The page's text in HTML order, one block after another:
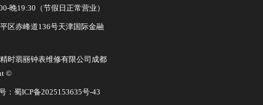
晚19:30（节假日正常营业）
区赤峰道136号天津国际金融
时翡丽钟表维修有限公司成都
©
： 蜀ICP备2025153635号-43